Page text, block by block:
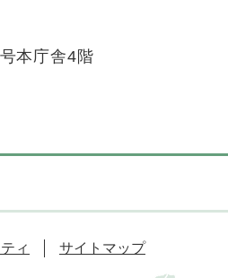
本庁舎4階
ィ サイトマップ